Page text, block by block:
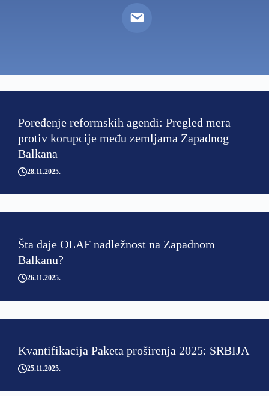
Poređenje reformskih agendi: Pregled mera
protiv korupcije među zemljama Zapadnog
Balkana
28.11.2025
Šta daje OLAF nadležnost na Zapadnom
Balkanu?
26.11.2025
Kvantifikacija Paketa proširenja 2025: SRBIJA
25.11.2025